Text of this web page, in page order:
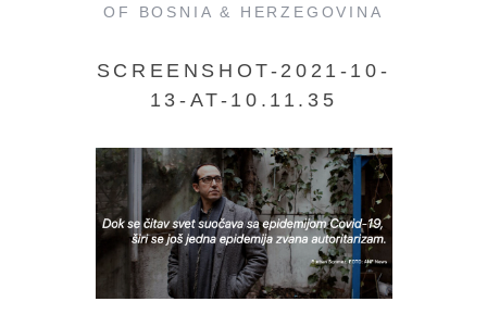
OF BOSNIA & HERZEGOVINA
SCREENSHOT-2021-10-
13-AT-10.11.35